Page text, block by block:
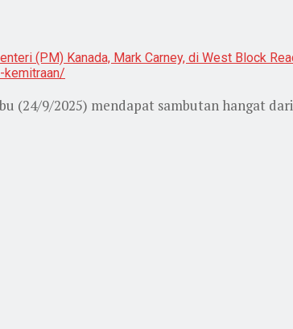
(24/9/2025) mendapat sambutan hangat dari